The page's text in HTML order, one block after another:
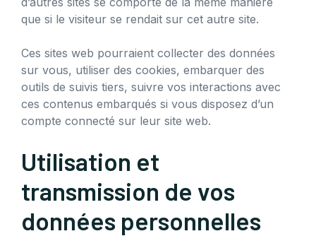
que si le visiteur se rendait sur cet autre site.
Ces sites web pourraient collecter des données
sur vous, utiliser des cookies, embarquer des
outils de suivis tiers, suivre vos interactions avec
ces contenus embarqués si vous disposez d’un
compte connecté sur leur site web.
Utilisation et
transmission de vos
données personnelles